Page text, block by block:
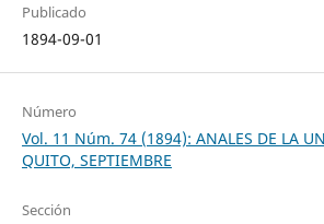
Publicado
1894-09-01
Número
Vol. 11 Núm. 74 (1894): ANALES DE LA
QUITO, SEPTIEMBRE
Sección